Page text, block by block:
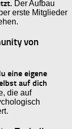
Der Aufbau
erste Mitglieder
von
eine eigene
auf dich
die auf